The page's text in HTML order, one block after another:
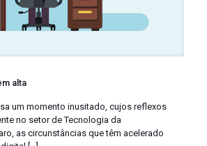
alta
um momento inusitado, cujos reflexos
no setor de Tecnologia da
as circunstâncias que têm acelerado